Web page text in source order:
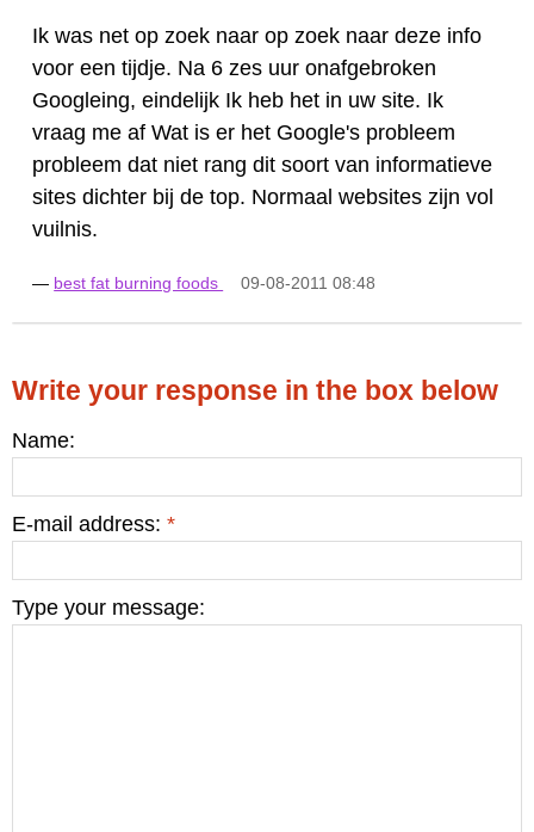
Ik was net op zoek naar op zoek naar deze info
voor een tijdje. Na 6 zes uur onafgebroken
Googleing, eindelijk Ik heb het in uw site. Ik
vraag me af Wat is er het Google's probleem
probleem dat niet rang dit soort van informatieve
sites dichter bij de top. Normaal websites zijn vol
vuilnis.
— best fat burning foods 09-08-2011 08:48
Write your response in the box below
Name:
E-mail address: *
Type your message: